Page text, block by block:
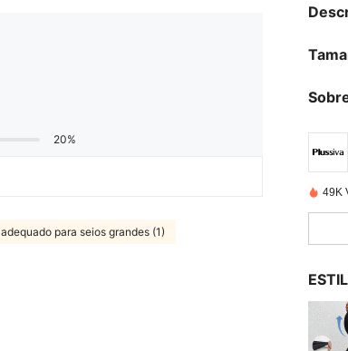
20%
adequado para seios grandes (1)
49K